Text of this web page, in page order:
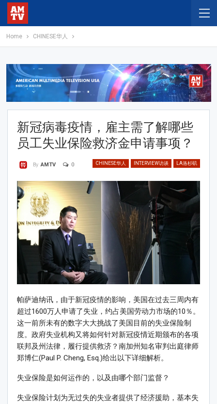
Home CHINESE华人
新冠病毒疫情，雇主需了解哪些
员工失业保险救济金申请事项？
CHINESE华人 INTERVIEW访谈 LA洛杉矶
By AMTV 0
帕萨迪纳讯，由于新冠疫情的影响，美国在过去三周内有
超过1600万人申请了失业，约占美国劳动力市场的10％。
这一前所未有的数字大大挑战了美国目前的失业保险制
度。政府失业机构又将如何针对新冠疫情近期颁布的各项
联邦及州法律，履行提供救济？南加州知名审判出庭律师
郑博仁(Paul P. Cheng, Esq.)给出以下详细解析。
失业保险是如何运作的，以及由哪个部门监督？
失业保险计划为无过失的失业者提供了经济援助，基本失